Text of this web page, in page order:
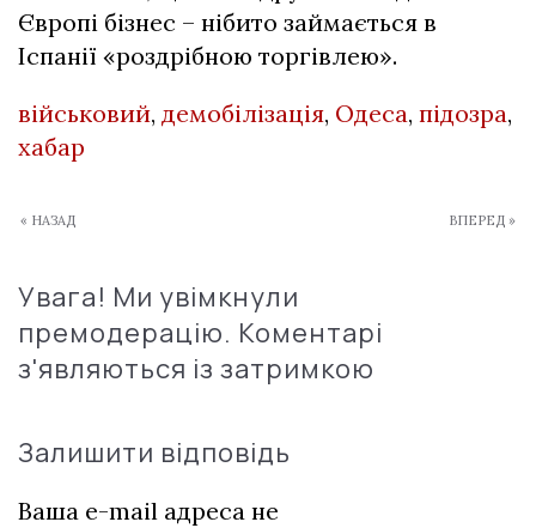
Європі бізнес – нібито займається в
Іспанії «роздрібною торгівлею».
військовий, демобілізація, Одеса, підозра,
хабар
« НАЗАД ВПЕРЕД »
Увага! Ми увімкнули
премодерацію. Коментарі
з'являються із затримкою
Залишити відповідь
Ваша e-mail адреса не